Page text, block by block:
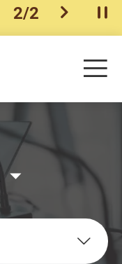
上一個
2/2 下一個開
目